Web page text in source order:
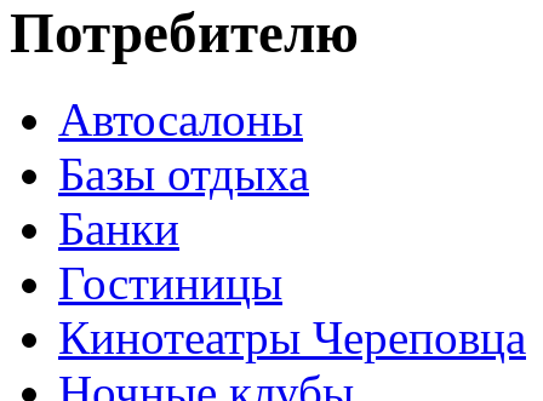
Потребителю
Автосалоны
Базы отдыха
Банки
Гостиницы
Кинотеатры Череповца